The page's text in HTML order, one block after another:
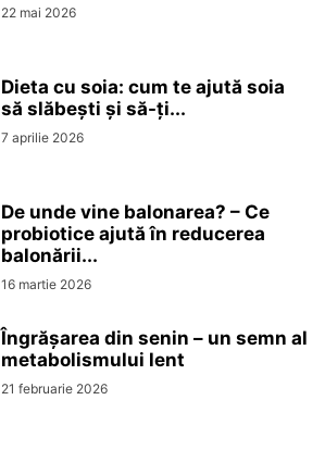
22 mai 2026
Dieta cu soia: cum te ajută soia
să slăbești și să-ți...
7 aprilie 2026
De unde vine balonarea? – Ce
probiotice ajută în reducerea
balonării...
16 martie 2026
Îngrășarea din senin – un semn al
metabolismului lent
21 februarie 2026